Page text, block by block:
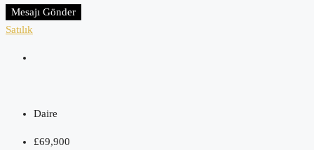
Mesajı Gönder
Satılık
Daire
£69,900